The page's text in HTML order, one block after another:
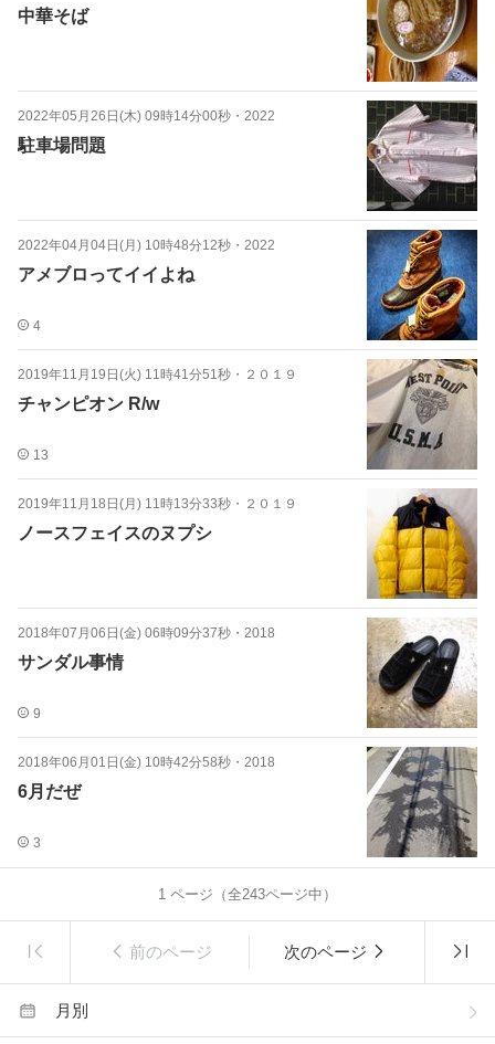
中華そば
2022年05月26日(木) 09時14分00秒 ・ 2022
駐車場問題
2022年04月04日(月) 10時48分12秒 ・ 2022
アメブロってイイよね
4
2019年11月19日(火) 11時41分51秒 ・ ２０１９
チャンピオン R/w
13
2019年11月18日(月) 11時13分33秒 ・ ２０１９
ノースフェイスのヌプシ
2018年07月06日(金) 06時09分37秒 ・ 2018
サンダル事情
9
2018年06月01日(金) 10時42分58秒 ・ 2018
6月だぜ
3
1 ページ（全243ページ中）
前のページ 次のページ
月別